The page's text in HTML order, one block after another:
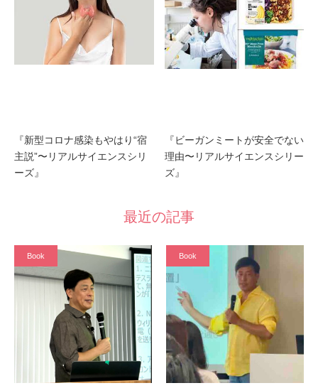
『新型コロナ感染もやはり“宿
主説”〜リアルサイエンスシリ
ーズ』
『ビーガンミートが安全でない
理由〜リアルサイエンスシリー
ズ』
最近の記事
Book Book